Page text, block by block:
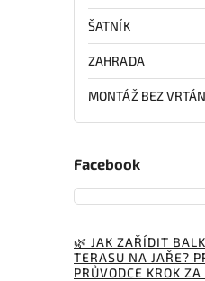
ŠATNÍK
ZAHRADA
MONTÁŽ BEZ
Facebook
🌿 JAK ZAŘÍDIT
TERASU NA JAŘE?
PRŮVODCE KROK